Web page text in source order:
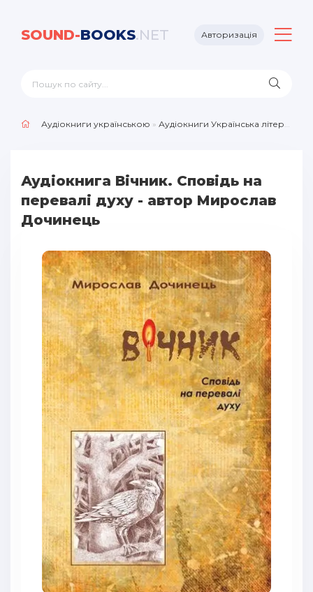
SOUND-BOOKS.NET Авторизація
Аудіокниги українською » Аудіокниги Українська література
Аудіокнига Вічник. Сповідь на
перевалі духу - автор Мирослав
Дочинець